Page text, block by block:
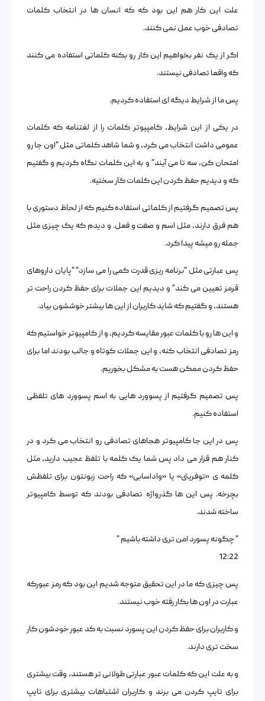
علت این کار هم این بود که که انسان ها در انتخاب کلمات
تصادفی خوب عمل نمی کنند.
اگر از یک نفر بخواهیم این کار رو بکنه کلماتی استفاده می کنند
که واقعا تصادفی نیستند.
پس ما از شرایط دیگه ای استفاده کردیم.
در یکی از این شرایط، کامپیوتر کلمات را از لغتنامه که کلمات
عمومی داشت انتخاب می کرد، و شما شاهد کلماتی مثل “اون جا رو
امتحان کن، سه تا می آیند” و به این کلمات نگاه کردیم و گفتیم
که و دیدیم حفظ کردن این کلمات کار سختیه.
پس تصمیم گرفتیم از کلماتی استفاده کنیم که از لحاظ دستوری با
هم فرق دارند، مثل اسم و صفت و فعل. و دیدم که یک چیزی مثل
جمله رو میشه پیدا کرد.
پس عبارتی مثل “برنامه ریزی قدرت کمی را می سازد” “پایان داروهای
قرمز تعیین می کند” و دیدیم این جملات برای حفظ کردن راحت تر
هستند، و گفتیم که شاید کاربران از این ها بیشتر خوششون بیاد.
و این ها رو با کلمات عبور مقایسه کردیم، و از کامپیوتر خواستیم که
رمز تصادفی انتخاب کنه، و این جملات کوتاه و جالب بودند اما برای
حفظ کردن ممکن هست به مشکل بخوریم.
پس تصمیم گرفتیم از پسوورد هایی به اسم پسوورد های تلفظی
استفاده کنیم.
پس در این جا کامپیوتر هجاهای تصادفی رو انتخاب می کرد و در
کنار هم قرار می داد پس شما یک کلمه با تلفظ عجیب دارید، مثل
کلمه ی «توفریتی» یا «واداسابی» که راحت زبونتون برای تلفظش
بچرخه. پس این ها گذرواژه تصادفی بودند که توسط کامپیوتر
ساخته شدند.
” چگونه پسورد امن تری داشته باشیم ”
12:22
پس چیزی که ما در این تحقیق متوجه شدیم این بود که رمز عبورکه
عبارت در اون ها بکار رفته خوب نیستند.
و کاربران برای حفظ کردن این پسورد نسبت به کد عبور خودشون کار
سخت تری دارند.
و به علت این که کلمات عبور عبارتی طولانی تر هستند، وقت بیشتری
برای تایپ کردن می برند و کاربران اشتباهات بیشتری برای تایپ